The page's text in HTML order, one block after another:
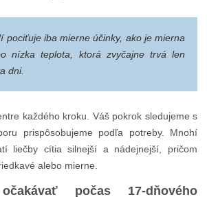
pociťuje iba mierne účinky, ako je mierna
nízka teplota, ktorá zvyčajne trvá len
dni.
každého kroku. Váš pokrok sledujeme s
prispôsobujeme podľa potreby. Mnohí
liečby cítia silnejší a nádejnejší, pričom
alebo mierne.
počas 17-dňového